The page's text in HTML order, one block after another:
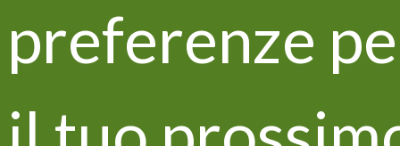
preferenze